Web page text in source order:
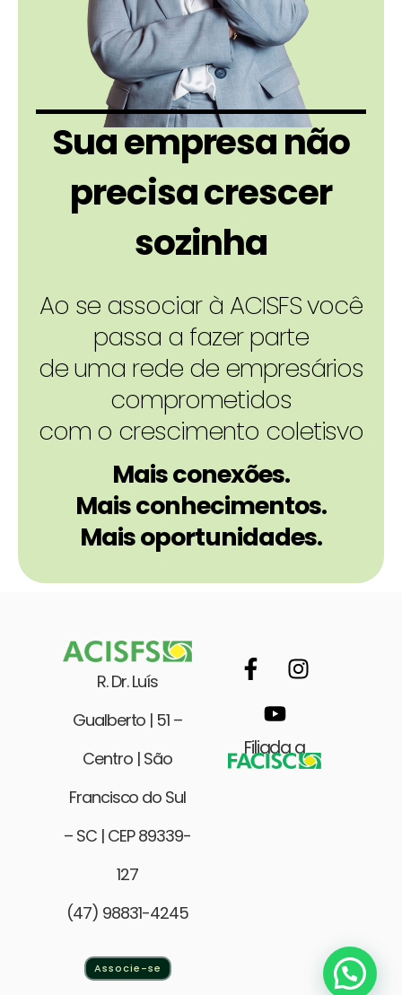
Sua empresa não
precisa crescer
sozinha
Ao se associar à ACISFS você
passa a fazer parte
de uma rede de empresários
comprometidos
com o crescimento coletisvo
Mais conexões.
Mais conhecimentos.
Mais oportunidades.
R. Dr. Luís
Gualberto | 51 –
Centro | São
Francisco do Sul
– SC | CEP 89339-
127
(47) 98831-4245
Associe-se
Filiada a